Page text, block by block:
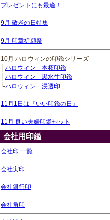
プレゼントにも最適！
9月 敬老の日特集
9月 印章祈願祭
10月 ハロウィンの印鑑シリーズ
├ハロウィン 本柘印鑑
├ハロウィン 黒水牛印鑑
└ハロウィン 浸透印
11月1日は『いい印鑑の日』
11月 良い夫婦印鑑セット
会社用印鑑
会社印 一覧
会社実印
会社銀行印
会社角印